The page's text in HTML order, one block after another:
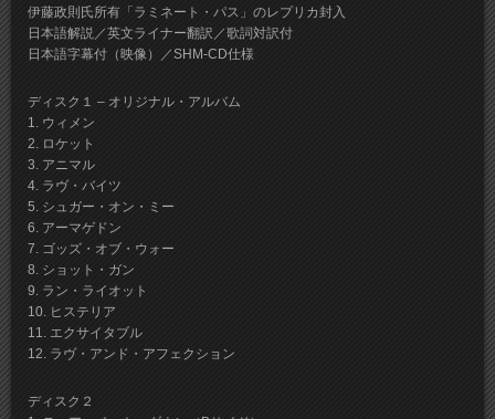
伊藤政則氏所有「ラミネート・パス」のレプリカ封入
日本語解説／英文ライナー翻訳／歌詞対訳付
日本語字幕付（映像）／SHM-CD仕様
ディスク１ – オリジナル・アルバム
1. ウィメン
2. ロケット
3. アニマル
4. ラヴ・バイツ
5. シュガー・オン・ミー
6. アーマゲドン
7. ゴッズ・オブ・ウォー
8. ショット・ガン
9. ラン・ライオット
10. ヒステリア
11. エクサイタブル
12. ラヴ・アンド・アフェクション
ディスク２